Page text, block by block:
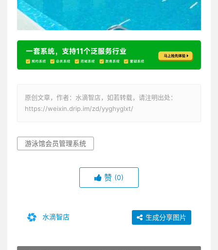
原创文章，作者：水滴智店，如若转载，请注明出处：
https://weixin.drip.im/zd/yyghyglxt/
游泳馆会员管理系统
赞 (0)
水滴智店 生成分享图片